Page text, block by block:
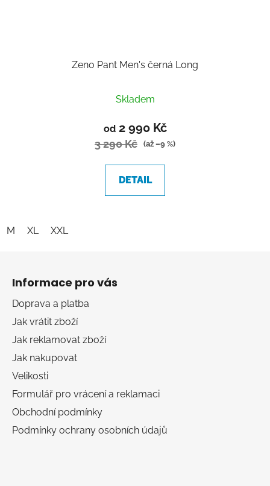
Zeno Pant Men's černá Long
Skladem
od2 990 Kč
3 290 Kč (až –9 %)
DETAIL
M XL XXL
Informace pro vás
Doprava a platba
Jak vrátit zboží
Jak reklamovat zboží
Jak nakupovat
Velikosti
Formulář pro vrácení a reklamaci
Obchodní podmínky
Podmínky ochrany osobních údajů